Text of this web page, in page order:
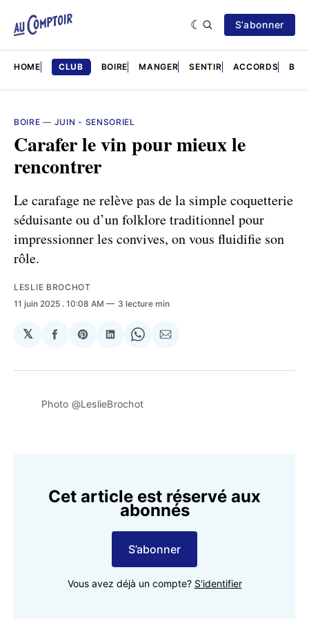
S’abonner
HOME CLUB BOIRE MANGER SENTIR ACCORDS
BOIRE — JUIN - SENSORIEL
Carafer le vin pour mieux le
rencontrer
Le carafage ne relève pas de la simple coquetterie
séduisante ou d’un folklore traditionnel pour
impressionner les convives, on vous fluidifie son
rôle.
LESLIE BROCHOT
11 juin 2025 . 10:08 AM 3 lecture min
𝕏
Partager
Facebook
Share
Pinterest
Partager
LinkedIn
Share
WhatsApp
Partager
Courriel
Photo @LeslieBrochot
Cet article est réservé aux
abonnés
S’abonner
Vous avez déjà un compte? S'identifier